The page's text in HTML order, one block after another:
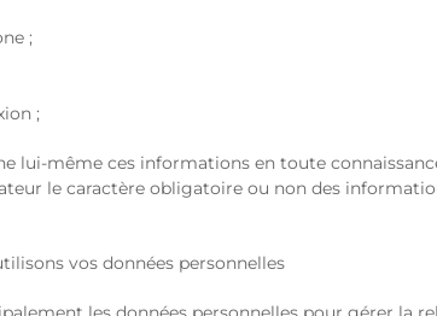
;
;
lui-même ces informations en toute
le caractère obligatoire ou non des
vos données personnelles